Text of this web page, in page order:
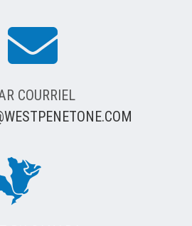
COURRIEL